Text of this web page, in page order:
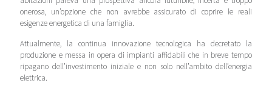
onerosa, un’opzione che non avrebbe assicurato di coprire le reali
esigenze energetica di una famiglia.
Attualmente, la continua innovazione tecnologica ha decretato la
produzione e messa in opera di impianti affidabili che in breve tempo
ripagano dell’investimento iniziale e non solo nell’ambito dell’energia
elettrica.